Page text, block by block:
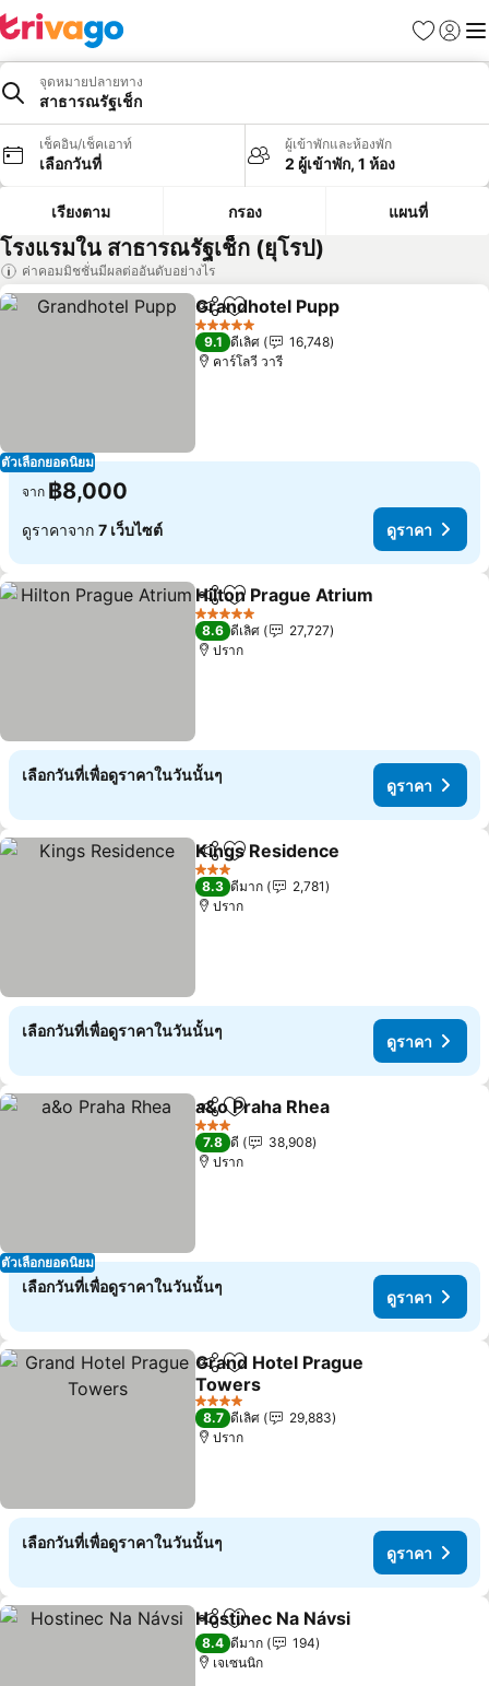
รายการโป
เข้าสู่ร
เมนู
จุดหมายปลายทาง
สาธารณรัฐเช็ก
เช็คอิน/เช็คเอาท์
เลือกวันที่
ผู้เข้าพักและห้องพัก
2 ผู้เข้าพัก, 1 ห้อง
เรียงตาม กรอง แผนที่
โรงแรมใน สาธารณรัฐเช็ก (ยุโรป)
ค่าคอมมิชชั่นมีผลต่ออันดับอย่างไร
ตัวเลือกยอดนิยม
แชร์ เพิ่มในรายการโปรด
Grandhotel Pupp
5 ดาว
9.1 ดีเลิศ
16,748
คาร์โลวี วารี
จาก ฿8,000
ดูราคาจาก 7 เว็บไซต์ ดูราคา
แชร์ เพิ่มในรายการโปรด
Hilton Prague Atrium
5 ดาว
8.6 ดีเลิศ
27,727
ปราก
เลือกวันที่เพื่อดูราคาในวันนั้นๆ
ดูราคา
แชร์ เพิ่มในรายการโปรด
Kings Residence
3 ดาว
8.3 ดีมาก
2,781
ปราก
เลือกวันที่เพื่อดูราคาในวันนั้นๆ
ดูราคา
ตัวเลือกยอดนิยม
แชร์ เพิ่มในรายการโปรด
a&o Praha Rhea
3 ดาว
7.8 ดี
38,908
ปราก
เลือกวันที่เพื่อดูราคาในวันนั้นๆ
ดูราคา
แชร์ เพิ่มในรายการโปรด
Grand Hotel Prague
Towers
4 ดาว
8.7 ดีเลิศ
29,883
ปราก
เลือกวันที่เพื่อดูราคาในวันนั้นๆ
ดูราคา
แชร์ เพิ่มในรายการโปรด
Hostinec Na Návsi
8.4 ดีมาก
194
เจเซนนิก